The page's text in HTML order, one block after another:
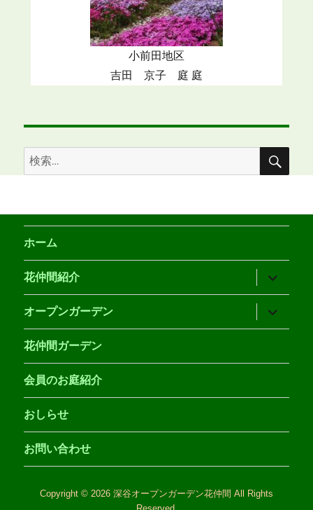
小前田地区
吉田 京子 庭 庭
検
索:
検
ホーム
花仲間紹介
ブ
メ
ニ
ュ
ー
開
オープンガーデン
ブ
メ
ー
開
花仲間ガーデン
会員のお庭紹介
おしらせ
お問い合わせ
Copyright © 2026 深谷オープンガーデン花仲間 All Rights
Reserved.